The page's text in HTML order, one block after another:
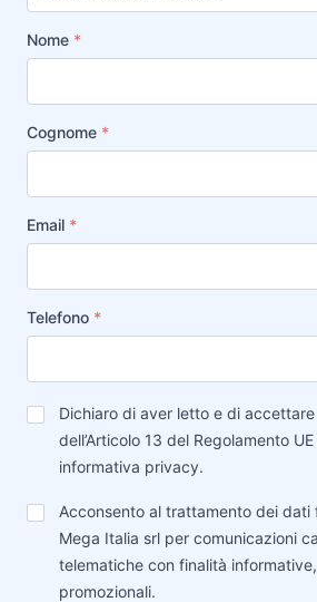
Nome *
Cognome *
Email *
Telefono *
Privacy*
Dichiaro di aver letto e di accettare
dell’Articolo 13 del Regolamento
informativa privacy.
Trattamento
Dati
Acconsento al trattamento dei dati
Mega Italia srl per comunicazioni
telematiche con finalità
promozionali.